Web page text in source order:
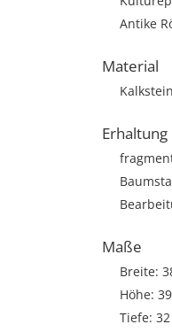
Antike
Material
Kalkstein
Erhaltung
Maße
Breite:
Höhe:
Tiefe: